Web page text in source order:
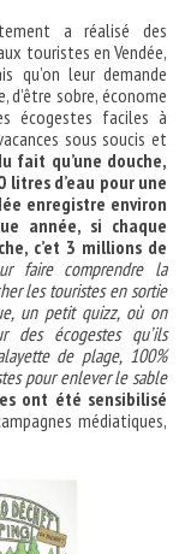
a réalisé des
touristes en Vendée,
qu’on leur demande
sobre, économe
écogestes faciles à
sous soucis et
fait qu’une douche,
litres d’eau pour une
enregistre environ
année, si chaque
c’et 3 millions de
faire comprendre la
les touristes en sortie
un petit quizz, où on
des écogestes qu’ils
de plage, 100%
pour enlever le sable
ont été sensibilisé
médiatiques,